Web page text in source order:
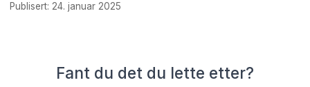
Publisert: 24. januar 2025
Fant du det du lette etter?